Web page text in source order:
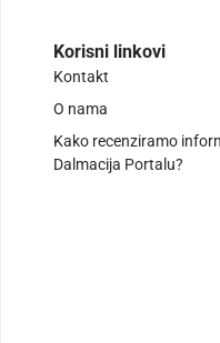
Korisni linkovi
Kontakt
O nama
Kako recenziramo
Dalmacija Portalu?